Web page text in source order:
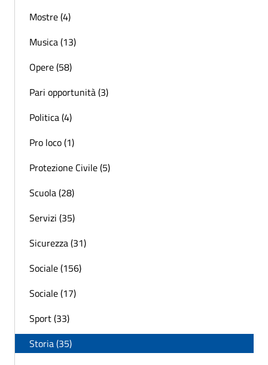
Mostre (4)
Musica (13)
Opere (58)
Pari opportunità (3)
Politica (4)
Pro loco (1)
Protezione Civile (5)
Scuola (28)
Servizi (35)
Sicurezza (31)
Sociale (156)
Sociale (17)
Sport (33)
Storia (35)